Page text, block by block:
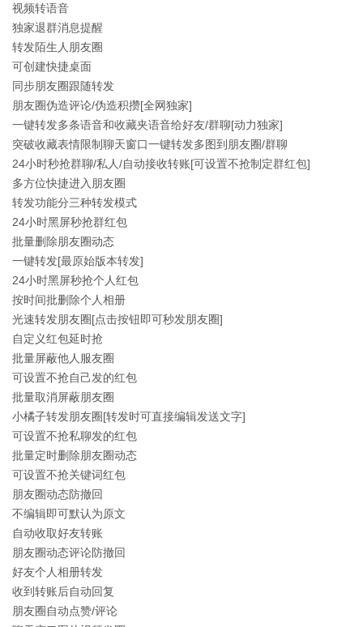
视频转语音
独家退群消息提醒
转发陌生人朋友圈
可创建快捷桌面
同步朋友圈跟随转发
朋友圈伪造评论/伪造积攒[全网独家]
一键转发多条语音和收藏夹语音给好友/群聊[动力独家]
突破收藏表情限制聊天窗口一键转发多图到朋友圈/群聊
24小时秒抢群聊/私人/自动接收转账[可设置不抢制定群红包]
多方位快捷进入朋友圈
转发功能分三种转发模式
24小时黑屏秒抢群红包
批量删除朋友圈动态
一键转发[最原始版本转发]
24小时黑屏秒抢个人红包
按时间批删除个人相册
光速转发朋友圈[点击按钮即可秒发朋友圈]
自定义红包延时抢
批量屏蔽他人服友圈
可设置不抢自己发的红包
批量取消屏蔽朋友圈
小橘子转发朋友圈[转发时可直接编辑发送文字]
可设置不抢私聊发的红包
批量定时删除朋友圈动态
可设置不抢关键词红包
朋友圈动态防撤回
不编辑即可默认为原文
自动收取好友转账
朋友圈动态评论防撤回
好友个人相册转发
收到转账后自动回复
朋友圈自动点赞/评论